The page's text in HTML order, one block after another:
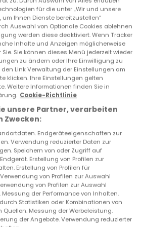
1.528.000 €
5 183 m²
Haus
Mondercange
1.528.000 €
5 183 m²
ansehen
für die unter „Wir und unsere
um Ihnen Dienste bereitzustellen“
Auswahl von Optionale Cookies ablehnen
werden diese deaktiviert. Wenn Tracker
Inhalte und Anzeigen möglicherweise
Sie können dieses Menü jederzeit wieder
zu ändern oder Ihre Einwilligung zu
Link Verwaltung der Einstellungen am
klicken. Ihre Einstellungen gelten
Weitere Informationen finden Sie in
Cookie-Richtlinie
unsere Partner, verarbeiten
Zwecken:
Endgeräteeigenschaften zur
Verwendung reduzierter Daten zur
Speichern von oder Zugriff auf
Erstellung von Profilen zur
Erstellung von Profilen für
von Profilen zur Auswahl
von Profilen zur Auswahl
der Performance von Inhalten.
Statistiken oder Kombinationen von
Messung der Werbeleistung.
der Angebote. Verwendung reduzierter